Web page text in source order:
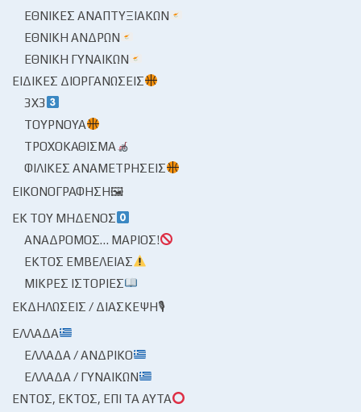
ΕΘΝΙΚΈΣ ΑΝΑΠΤΥΞΙΑΚΏΝ
ΕΘΝΙΚΉ ΑΝΔΡΏΝ
ΕΘΝΙΚΉ ΓΥΝΑΙΚΏΝ
ΕΙΔΙΚΈΣ ΔΙΟΡΓΑΝΏΣΕΙΣ
3X3
ΤΟΥΡΝΟΥΆ
ΤΡΟΧΟΚΆΘΙΣΜΑ
ΦΙΛΙΚΈΣ ΑΝΑΜΕΤΡΉΣΕΙΣ
ΕΙΚΟΝΟΓΡΆΦΗΣΗ🖼
ΕΚ ΤΟΥ ΜΗΔΕΝΌΣ
ΑΝΆΔΡΟΜΟΣ… ΜΆΡΙΟΣ!
ΕΚΤΌΣ ΕΜΒΈΛΕΙΑΣ
ΜΙΚΡΈΣ ΙΣΤΟΡΊΕΣ
ΕΚΔΗΛΏΣΕΙΣ / ΔΙΆΣΚΕΨΗ🎙
ΕΛΛΆΔΑ
ΕΛΛΆΔΑ / ΑΝΔΡΙΚΌ
ΕΛΛΆΔΑ / ΓΥΝΑΙΚΏΝ
ΕΝΤΌΣ, ΕΚΤΌΣ, ΕΠΊ ΤΑ ΑΥΤΆ